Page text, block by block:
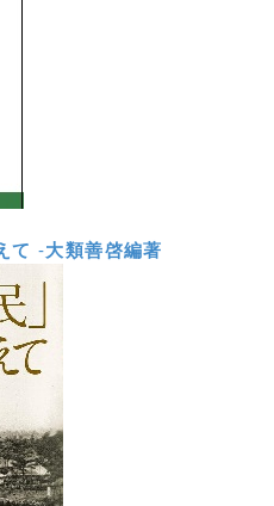
て -大類善啓編著